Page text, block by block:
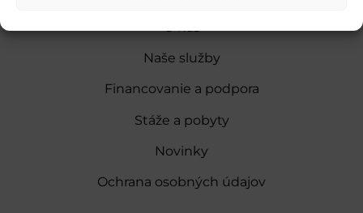
Naše služby
Financovanie a podpora
Stáže a pobyty
Novinky
Ochrana osobných údajov